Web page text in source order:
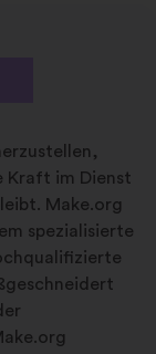
Kraft im Dienst
Make.org
spezialisierte